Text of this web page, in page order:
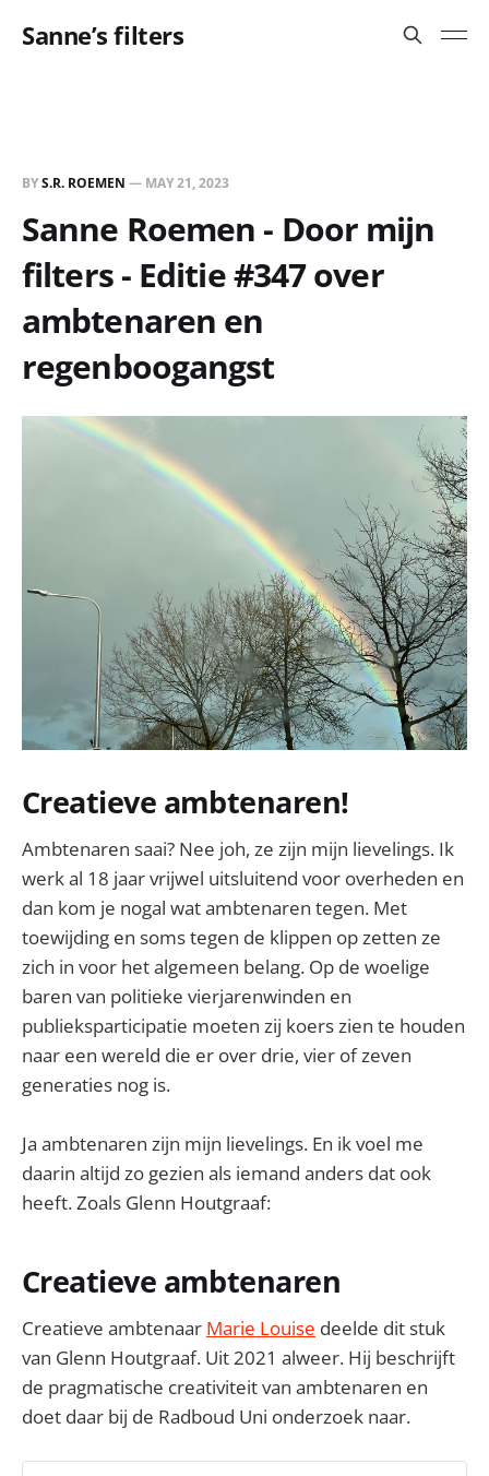
Sanne’s filters
BYS.R. ROEMEN — MAY 21, 2023
Sanne Roemen - Door mijn
filters - Editie #347 over
ambtenaren en
regenboogangst
Creatieve ambtenaren!
Ambtenaren saai? Nee joh, ze zijn mijn lievelings. Ik
werk al 18 jaar vrijwel uitsluitend voor overheden en
dan kom je nogal wat ambtenaren tegen. Met
toewijding en soms tegen de klippen op zetten ze
zich in voor het algemeen belang. Op de woelige
baren van politieke vierjarenwinden en
publieksparticipatie moeten zij koers zien te houden
naar een wereld die er over drie, vier of zeven
generaties nog is.
Ja ambtenaren zijn mijn lievelings. En ik voel me
daarin altijd zo gezien als iemand anders dat ook
heeft. Zoals Glenn Houtgraaf:
Creatieve ambtenaren
Creatieve ambtenaar Marie Louise deelde dit stuk
van Glenn Houtgraaf. Uit 2021 alweer. Hij beschrijft
de pragmatische creativiteit van ambtenaren en
doet daar bij de Radboud Uni onderzoek naar.